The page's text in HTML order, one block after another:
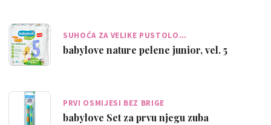
SUHOĆA ZA VELIKE PUSTOLO…
babylove nature pelene junior, vel. 5
PRVI OSMIJESI BEZ BRIGE
babylove Set za prvu njegu zuba